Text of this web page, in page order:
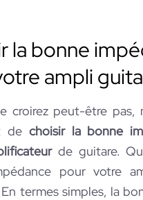
la bonne
ampli
croirez peut-être pas,
de choisir la bonne
de guitare.
pour votre
termes simples, la